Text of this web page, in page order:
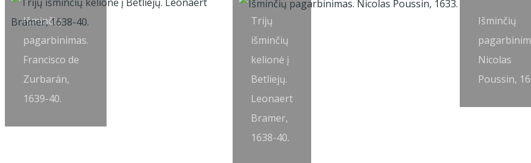
Išminčių
pagarbinimas.
Francisco de
Zurbarán,
1639-40.
Trijų
išminčių
kelionė į
Betliejų.
Leonaert
Bramer,
1638-40.
Išminčių
Nicolas
Poussin,